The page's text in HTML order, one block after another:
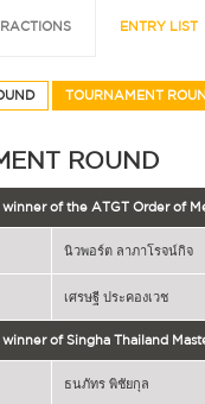
ENTRY LIST
TOURNAMENT
ROUND
of the ATGT Order of
นิวพอร์ต ลาภาโรจน์กิจ
เศรษฐี ประคองเวช
of Singha Thailand
ธนภัทร พิชัยกุล